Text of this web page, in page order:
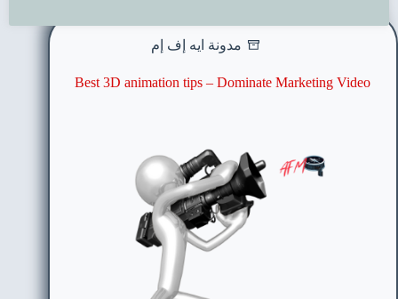
مدونة ايه إف إم
Best 3D animation tips – Dominate Marketing Video